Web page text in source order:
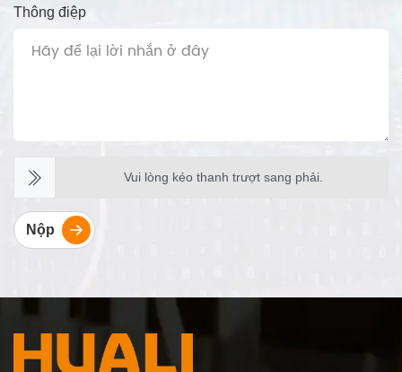
Thông điệp
Vui lòng kéo thanh trượt sang phải.
Nộp